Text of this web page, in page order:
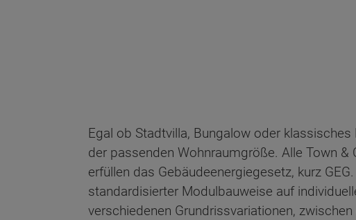
Egal ob Stadtvilla, Bungalow oder
der passenden Wohnraumgröße. Alle Town
erfüllen das Gebäudeenergiegesetz, kurz
standardisierter Modulbauweise auf
verschiedenen Grundrissvariationen,